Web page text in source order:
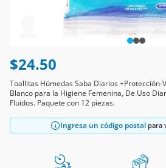
$24.50
Toallitas Húmedas Saba Diarios +Protección-
Blanco para la Higiene Femenina, De Uso
Fluidos. Paquete con 12 piezas.
Ingresa un código postal para